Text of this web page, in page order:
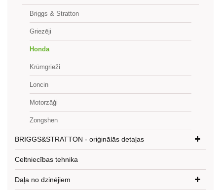
Briggs & Stratton
Griezēji
Honda
Krūmgrieži
Loncin
Motorzāģi
Zongshen
BRIGGS&STRATTON - oriģinālās detaļas
Celtniecības tehnika
Daļa no dzinējiem